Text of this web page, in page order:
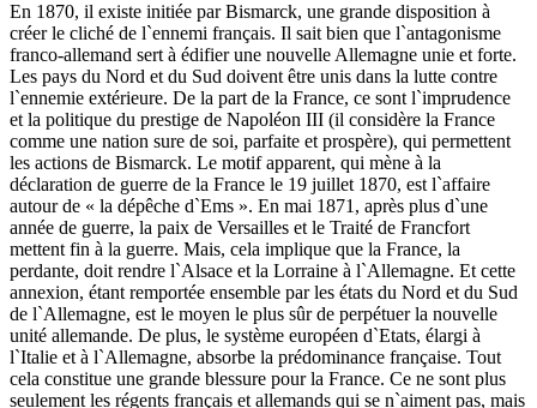
En 1870, il existe initiée par Bismarck, une grande disposition à
créer le cliché de l`ennemi français. Il sait bien que l`antagonisme
franco-allemand sert à édifier une nouvelle Allemagne unie et forte.
Les pays du Nord et du Sud doivent être unis dans la lutte contre
l`ennemie extérieure. De la part de la France, ce sont l`imprudence
et la politique du prestige de Napoléon III (il considère la France
comme une nation sure de soi, parfaite et prospère), qui permettent
les actions de Bismarck. Le motif apparent, qui mène à la
déclaration de guerre de la France le 19 juillet 1870, est l`affaire
autour de « la dépêche d`Ems ». En mai 1871, après plus d`une
année de guerre, la paix de Versailles et le Traité de Francfort
mettent fin à la guerre. Mais, cela implique que la France, la
perdante, doit rendre l`Alsace et la Lorraine à l`Allemagne. Et cette
annexion, étant remportée ensemble par les états du Nord et du Sud
de l`Allemagne, est le moyen le plus sûr de perpétuer la nouvelle
unité allemande. De plus, le système européen d`Etats, élargi à
l`Italie et à l`Allemagne, absorbe la prédominance française. Tout
cela constitue une grande blessure pour la France. Ce ne sont plus
seulement les régents français et allemands qui se n`aiment pas, mais